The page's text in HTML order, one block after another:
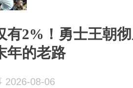
有2%！勇士王朝
年的老路
2026-08-06